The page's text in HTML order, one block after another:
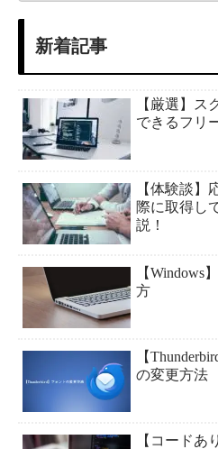
新着記事
【厳選】ス
できるフリ
【体験談】
際に取得し
説！
【Windows
方
【
の変更方法
【コードあ